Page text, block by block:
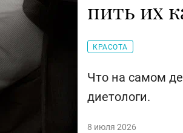
пить их
КРАСОТА
Что на самом
диетологи.
8 июля 2026